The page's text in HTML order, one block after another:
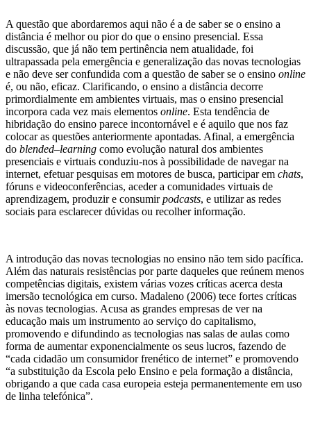
A questão que abordaremos aqui não é a de saber se o ensino a
distância é melhor ou pior do que o ensino presencial. Essa
discussão, que já não tem pertinência nem atualidade, foi
ultrapassada pela emergência e generalização das novas tecnologias
e não deve ser confundida com a questão de saber se o ensino online
é, ou não, eficaz. Clarificando, o ensino a distância decorre
primordialmente em ambientes virtuais, mas o ensino presencial
incorpora cada vez mais elementos online. Esta tendência de
hibridação do ensino parece incontornável e é aquilo que nos faz
colocar as questões anteriormente apontadas. Afinal, a emergência
do blended–learning como evolução natural dos ambientes
presenciais e virtuais conduziu-nos à possibilidade de navegar na
internet, efetuar pesquisas em motores de busca, participar em chats,
fóruns e videoconferências, aceder a comunidades virtuais de
aprendizagem, produzir e consumirpodcasts, e utilizar as redes
sociais para esclarecer dúvidas ou recolher informação.
A introdução das novas tecnologias no ensino não tem sido pacífica.
Além das naturais resistências por parte daqueles que reúnem menos
competências digitais, existem várias vozes críticas acerca desta
imersão tecnológica em curso. Madaleno (2006) tece fortes críticas
às novas tecnologias. Acusa as grandes empresas de ver na
educação mais um instrumento ao serviço do capitalismo,
promovendo e difundindo as tecnologias nas salas de aulas como
forma de aumentar exponencialmente os seus lucros, fazendo de
“cada cidadão um consumidor frenético de internet” e promovendo
“a substituição da Escola pelo Ensino e pela formação a distância,
obrigando a que cada casa europeia esteja permanentemente em uso
de linha telefónica”.